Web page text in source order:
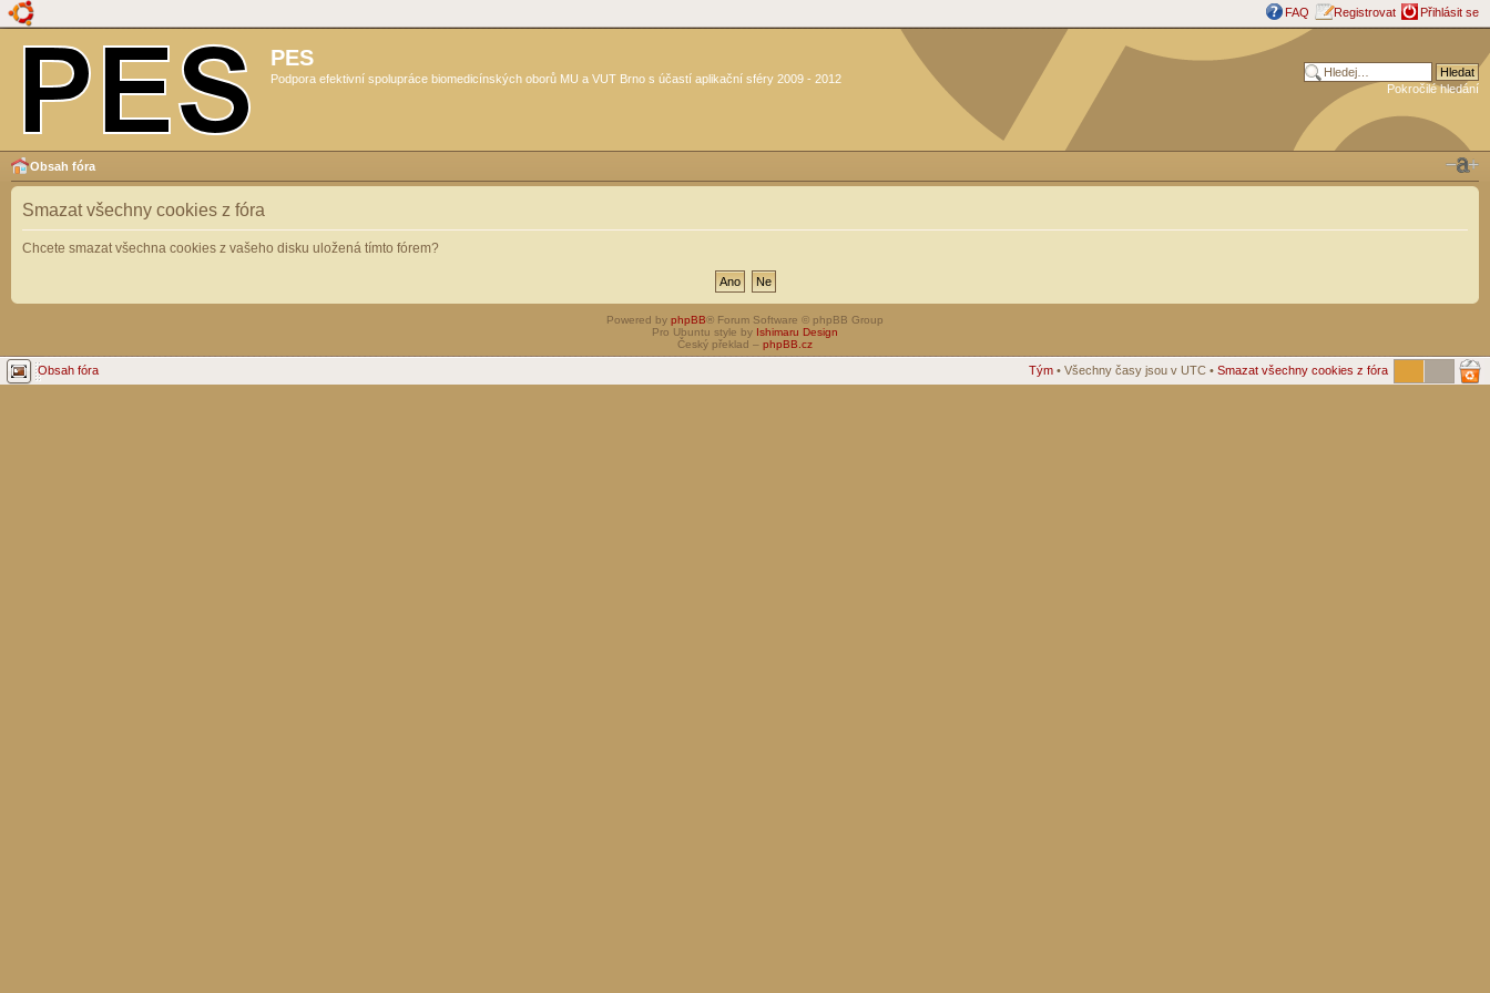
FAQ Registrovat Přihlásit se
PES
Podpora efektivní spolupráce biomedicínských oborů MU a VUT Brno s účastí aplikační sféry 2009 - 2012
Pokročilé hledání
Obsah fóra
Smazat všechny cookies z fóra
Chcete smazat všechna cookies z vašeho disku uložená tímto fórem?
Powered by phpBB® Forum Software © phpBB Group
Pro Ubuntu style by Ishimaru Design
Český překlad – phpBB.cz
Obsah fóra Tým • Všechny časy jsou v UTC • Smazat všechny cookies z fóra